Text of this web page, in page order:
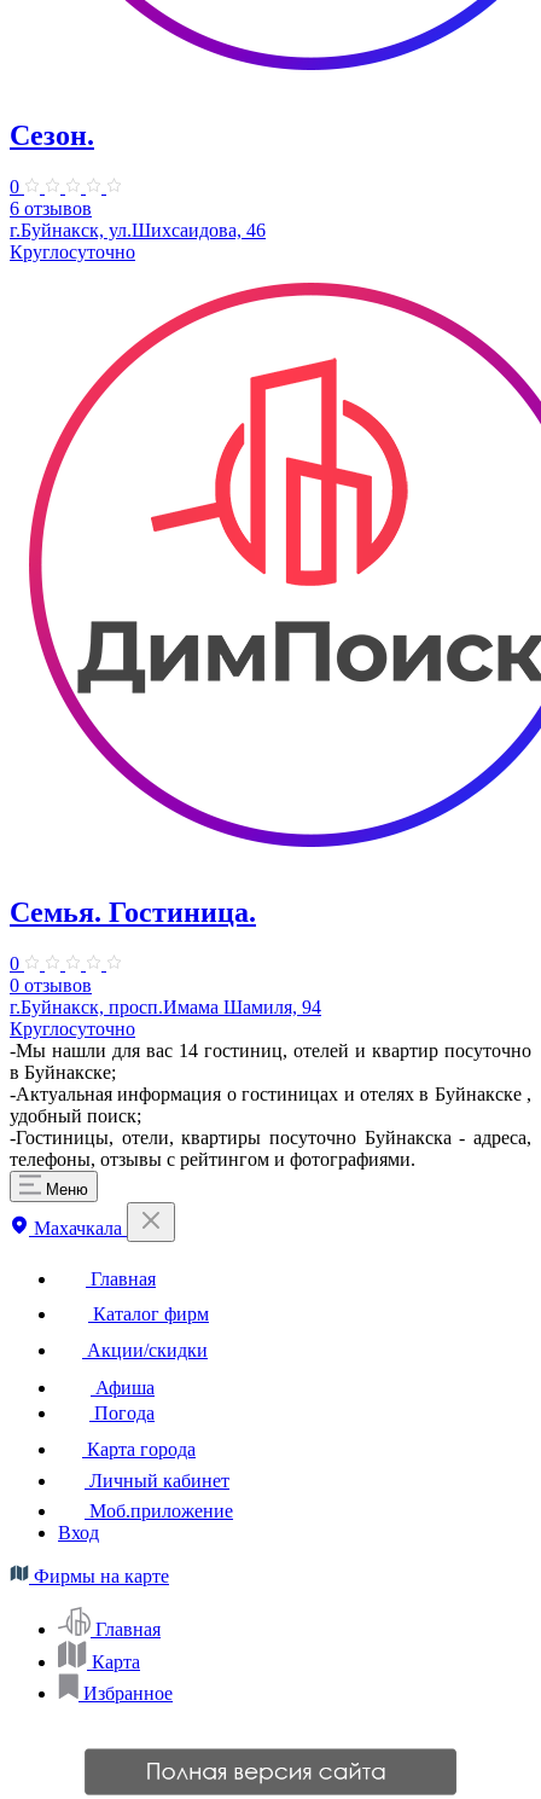
Сезон.
0
6 отзывов
г.Буйнакск, ул.Шихсаидова, 46
Круглосуточно
Семья. Гостиница.
0
0 отзывов
г.Буйнакск, просп.Имама Шамиля, 94
Круглосуточно
-Мы нашли для вас 14 гостиниц, отелей и квартир посуточно
в Буйнакске;
-Актуальная информация о гостиницах и отелях в Буйнакске ,
удобный поиск;
-Гостиницы, отели, квартиры посуточно Буйнакска - адреса,
телефоны, отзывы с рейтингом и фотографиями.
Меню
Махачкала
Главная
Каталог фирм
Акции/скидки
Афиша
Погода
Карта города
Личный кабинет
Моб.приложение
Вход
Фирмы на карте
Главная
Карта
Избранное